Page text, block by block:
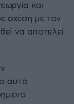
και
σχέση με τον
να αποτελεί
αυτό